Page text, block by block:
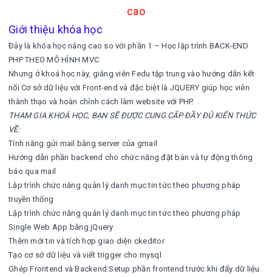
cao
Giới thiệu khóa học
Đây là khóa học nâng cao so với phần 1 – Học lập trình BACK-END
PHP THEO MÔ HÌNH MVC
Nhưng ở khoá học này, giảng viên Fedu tập trung vào hướng dẫn kết
nối Cơ sở dữ liệu với Front-end và đặc biệt là JQUERY giúp học viên
thành thạo và hoàn chỉnh cách làm website với PHP.
THAM GIA KHOÁ HỌC, BẠN SẼ ĐƯỢC CUNG CẤP ĐẦY ĐỦ KIẾN THỨC
VỀ:
Tính năng gửi mail bằng server của gmail
Hướng dẫn phần backend cho chức năng đặt bàn và tự động thông
báo qua mail
Lập trình chức năng quản lý danh mục tin tức theo phương pháp
truyền thống
Lập trình chức năng quản lý danh mục tin tức theo phương pháp
Single Web App bằng jQuery
Thêm mới tin và tích hợp giao diện ckeditor
Tạo cơ sở dữ liệu và viết trigger cho mysql
Ghép Frontend và Backend:Setup phần frontend trước khi đẩy dữ liệu